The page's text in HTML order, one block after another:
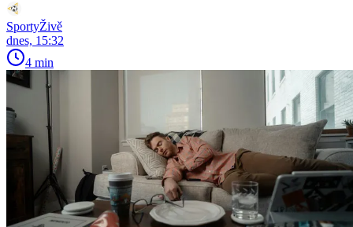
SportyŽivě
dnes, 15:32
4 min